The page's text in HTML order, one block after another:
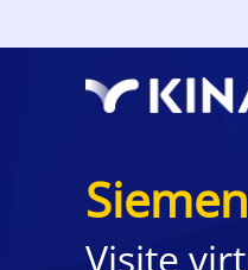
Visite